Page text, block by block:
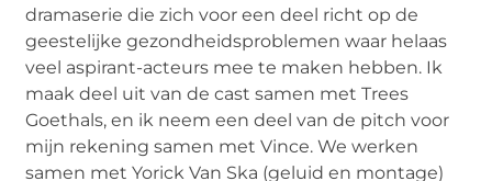
dramaserie die zich voor een deel richt op de
geestelijke gezondheidsproblemen waar helaas
veel aspirant-acteurs mee te maken hebben. Ik
maak deel uit van de cast samen met Trees
Goethals, en ik neem een deel van de pitch voor
mijn rekening samen met Vince. We werken
samen met Yorick Van Ska (geluid en montage)